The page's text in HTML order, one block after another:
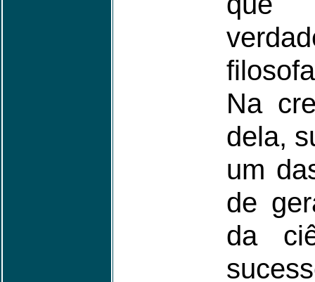
Na
dela,
um
de
da